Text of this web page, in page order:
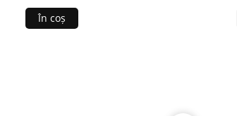
În coș